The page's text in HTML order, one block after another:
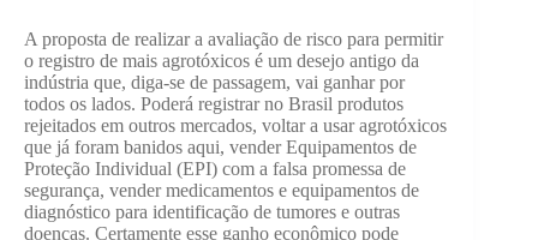
A proposta de realizar a avaliação de risco para permitir
o registro de mais agrotóxicos é um desejo antigo da
indústria que, diga-se de passagem, vai ganhar por
todos os lados. Poderá registrar no Brasil produtos
rejeitados em outros mercados, voltar a usar agrotóxicos
que já foram banidos aqui, vender Equipamentos de
Proteção Individual (EPI) com a falsa promessa de
segurança, vender medicamentos e equipamentos de
diagnóstico para identificação de tumores e outras
doenças. Certamente esse ganho econômico pode